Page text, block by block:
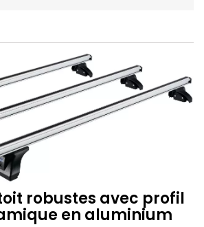
robustes avec profil
en aluminium